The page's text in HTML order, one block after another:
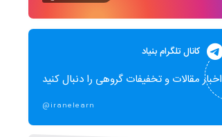
کانال تلگرام بنیاد
اخبار مقالات و تخفیفات گروهی را دنبال کنید
@iranelearn